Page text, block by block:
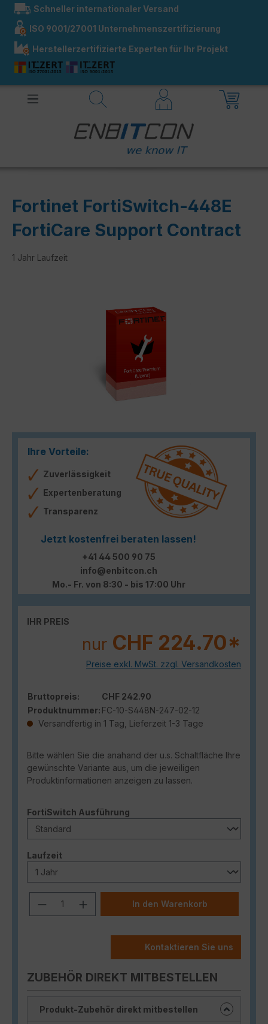
springen
Schneller internationaler Versand
ISO 9001/27001 Unternehmenszertifizierung
Herstellerzertifizierte Experten für Ihr Projekt
Fortinet FortiSwitch-448E
FortiCare Support Contract
1 Jahr Laufzeit
Ihre Vorteile:
Zuverlässigkeit
Expertenberatung
Transparenz
Jetzt kostenfrei beraten lassen!
+41 44 500 90 75
info@enbitcon.ch
Mo.- Fr. von 8:30 - bis 17:00 Uhr
IHR PREIS
nur CHF 224.70*
Preise exkl. MwSt. zzgl. Versandkosten
Bruttopreis:
CHF 242.90
Produktnummer: FC-10-S448N-247-02-12
Versandfertig in 1 Tag, Lieferzeit 1-3 Tage
Bitte wählen Sie die anahand der u.s. Schaltfläche Ihre
gewünschte Variante aus, um die jeweiligen
Produktinformationen anzeigen zu lassen.
FortiSwitch Ausführung
Laufzeitauswählen
Produkt Anzahl: Gib den
In den Warenkorb
Kontaktieren Sie uns
ZUBEHÖR DIREKT MITBESTELLEN
Produkt-Zubehör direkt mitbestellen